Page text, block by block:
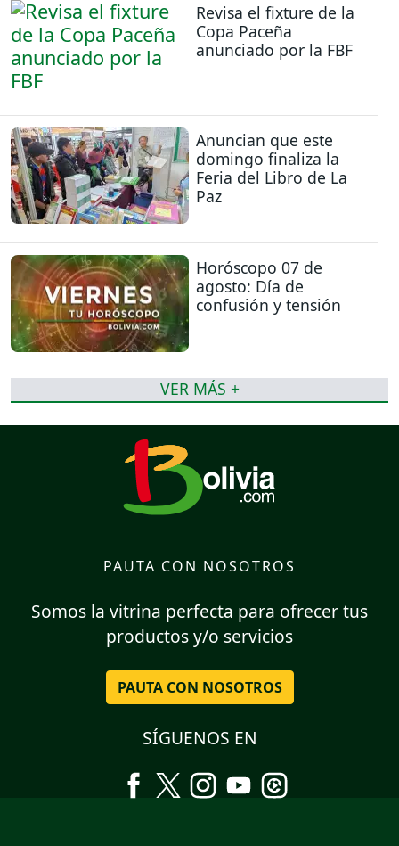
Revisa el fixture de la
Copa Paceña
anunciado por la FBF
Anuncian que este
domingo finaliza la
Feria del Libro de La
Paz
Horóscopo 07 de
agosto: Día de
confusión y tensión
VER MÁS +
PAUTA CON NOSOTROS
Somos la vitrina perfecta para ofrecer tus
productos y/o servicios
PAUTA CON NOSOTROS
SÍGUENOS EN